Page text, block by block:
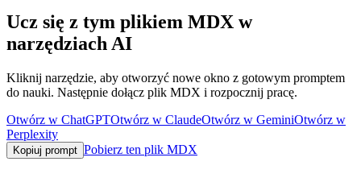
Ucz się z tym plikiem MDX w
narzędziach AI
Kliknij narzędzie, aby otworzyć nowe okno z gotowym promptem
do nauki. Następnie dołącz plik MDX i rozpocznij pracę.
Otwórz w ChatGPTOtwórz w ClaudeOtwórz w GeminiOtwórz w
Perplexity
Kopiuj prompt Pobierz ten plik MDX